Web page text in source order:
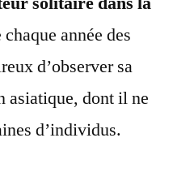
année des
d’observer sa
asiatique, dont il ne
d’individus.